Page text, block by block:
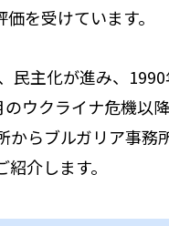
を受けています。
民主化が進み、
ウクライナ危機以
からブルガリア事
介します。